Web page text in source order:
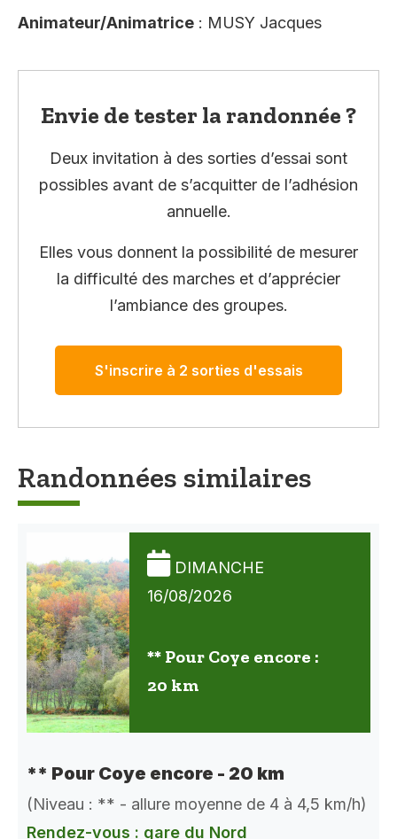
Animateur/Animatrice : MUSY Jacques
Envie de tester la randonnée ?
Deux invitation à des sorties d’essai sont
possibles avant de s’acquitter de l’adhésion
annuelle.
Elles vous donnent la possibilité de mesurer
la difficulté des marches et d’apprécier
l’ambiance des groupes.
S'inscrire à 2 sorties d'essais
Randonnées similaires
DIMANCHE
16/08/2026
** Pour Coye encore :
20 km
** Pour Coye encore - 20 km
(Niveau : ** - allure moyenne de 4 à 4,5 km/h)
Rendez-vous : gare du Nord